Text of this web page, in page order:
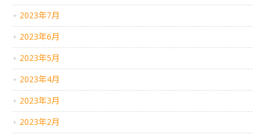
2023年7月
2023年6月
2023年5月
2023年4月
2023年3月
2023年2月